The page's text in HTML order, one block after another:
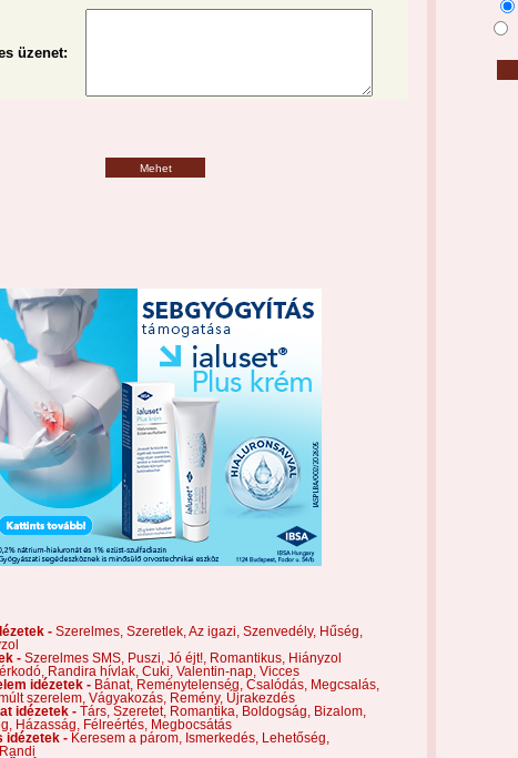
üzenet:
Mehet
- Szerelmes, Szeretlek, Az igazi, Szenvedély, Hűség,
- Szerelmes SMS, Puszi, Jó éjt!, Romantikus,
Hiányzol
Randira hívlak, Cuki, Valentin-nap, Vicces
idézetek - Bánat, Reménytelenség, Csalódás,
Megcsalás,
szerelem, Vágyakozás, Remény, Újrakezdés
idézetek - Társ, Szeretet, Romantika, Boldogság,
Bizalom,
Házasság, Félreértés,
Megbocsátás
idézetek - Keresem a párom, Ismerkedés,
Lehetőség,
Randi